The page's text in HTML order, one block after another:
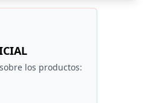
los productos: